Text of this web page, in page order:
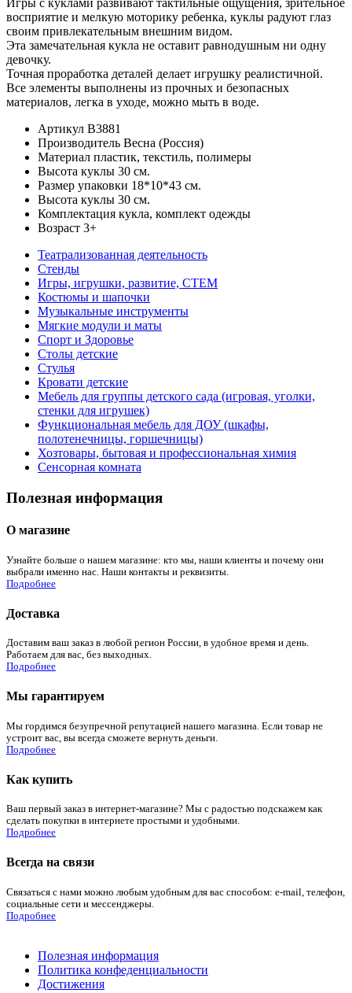
Игры с куклами развивают тактильные ощущения, зрительное
восприятие и мелкую моторику ребенка, куклы радуют глаз
своим привлекательным внешним видом.
Эта замечательная кукла не оставит равнодушным ни одну
девочку.
Точная проработка деталей делает игрушку реалистичной.
Все элементы выполнены из прочных и безопасных
материалов, легка в уходе, можно мыть в воде.
Артикул В3881
Производитель Весна (Россия)
Материал пластик, текстиль, полимеры
Высота куклы 30 см.
Размер упаковки 18*10*43 см.
Высота куклы 30 см.
Комплектация кукла, комплект одежды
Возраст 3+
Театрализованная деятельность
Стенды
Игры, игрушки, развитие, СТЕМ
Костюмы и шапочки
Музыкальные инструменты
Мягкие модули и маты
Спорт и Здоровье
Столы детские
Стулья
Кровати детские
Мебель для группы детского сада (игровая, уголки,
стенки для игрушек)
Функциональная мебель для ДОУ (шкафы,
полотенечницы, горшечницы)
Хозтовары, бытовая и профессиональная химия
Сенсорная комната
Полезная информация
О магазине
Узнайте больше о нашем магазине: кто мы, наши клиенты и почему они
выбрали именно нас. Наши контакты и реквизиты.
Подробнее
Доставка
Доставим ваш заказ в любой регион России, в удобное время и день.
Работаем для вас, без выходных.
Подробнее
Мы гарантируем
Мы гордимся безупречной репутацией нашего магазина. Если товар не
устроит вас, вы всегда сможете вернуть деньги.
Подробнее
Как купить
Ваш первый заказ в интернет-магазине? Мы с радостью подскажем как
сделать покупки в интернете простыми и удобными.
Подробнее
Всегда на связи
Связаться с нами можно любым удобным для вас способом: e-mail, телефон,
социальные сети и мессенджеры.
Подробнее
Полезная информация
Политика конфеденциальности
Достижения